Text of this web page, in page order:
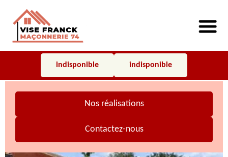
indisponible indisponible
Nos réalisations
Contactez-nous